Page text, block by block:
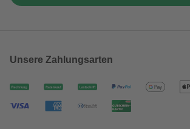
Unsere Zahlungsarten